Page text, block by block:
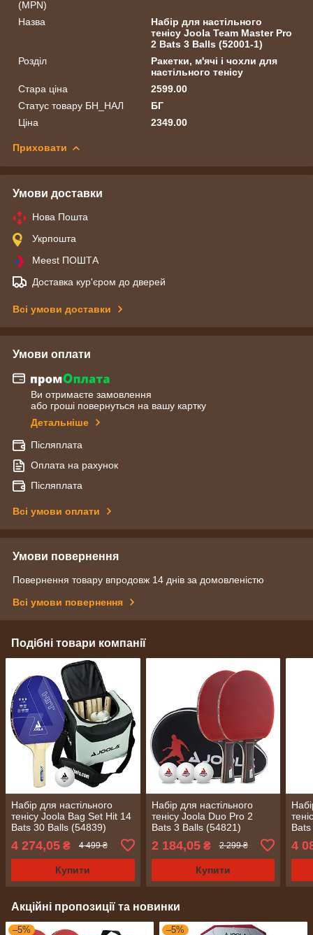
(MPN)
Назва
Набір для настільного
тенісу Joola Team Master Pro
2 Bats 3 Balls (52001-1)
Розділ
Ракетки, м'ячі і чохли для
настільного тенісу
Стара ціна
2599.00
Статус товару БН_НАЛ
БГ
Ціна
2349.00
Приховати
Умови доставки
Нова Пошта
Укрпошта
Meest ПОШТА
Доставка кур'єром до дверей
Всі умови доставки
Умови оплати
Ви отримаєте замовлення
або гроші повернуться на вашу картку
Детальніше
Післяплата
Оплата на рахунок
Післяплата
Всі умови оплати
Умови повернення
Повернення товару впродовж 14 днів за домовленістю
Всі умови повернення
Подібні товари компанії
Набір для настільного
тенісу Joola Bag Set Hit 14
Bats 30 Balls (54839)
4 274,05 ₴ 4 499 ₴
Купити
Набір для настільного
тенісу Joola Duo Pro 2
Bats 3 Balls (54821)
2 184,05₴ 2 299 ₴
Купити
4
Акційні пропозиції та новинки
–5% –5%